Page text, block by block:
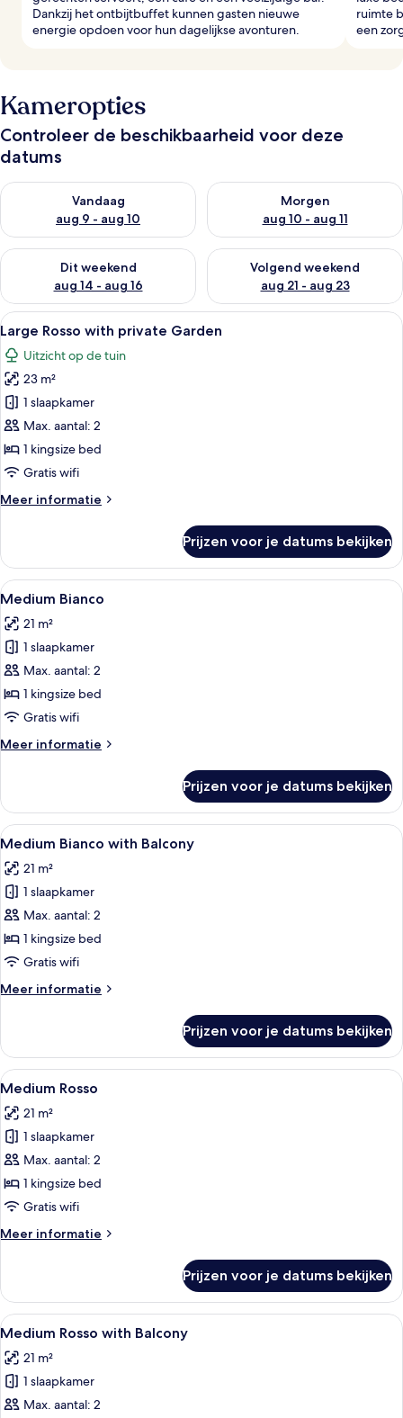
Dankzij het ontbijtbuffet kunnen gasten nieuwe
energie opdoen voor hun dagelijkse avonturen.
ruimte
een
Kameropties
Controleer de beschikbaarheid voor deze
datums
Vandaag
aug 9 - aug 10
De beschikbaarheid controleren voor vanavond aug 9 - aug
Morgen
aug 10 - aug 11
De beschikbaarheid
Dit weekend
aug 14 - aug 16
De beschikbaarheid controleren voor dit weekend aug 14 -
Volgend weekend
aug 21 - aug 23
De beschikbaarheid
Alle
foto's
voor
Large
Rosso
with
private
Garden
Een kamer met een bed, een
6
Large Rosso with private Garden
Uitzicht op de tuin
23 m²
1 slaapkamer
Max. aantal: 2
1 kingsize bed
Gratis wifi
Meer informatie
Meer
Rosso
with
private
Prijzen voor je datums bekijken
Alle
foto's
voor
Medium
Bianco
laden
Een hotelkamer met een bed, een
11
Medium Bianco
21 m²
1 slaapkamer
Max. aantal: 2
1 kingsize bed
Gratis wifi
Meer informatie
Meer
Bianco
Prijzen voor je datums bekijken
Alle
foto's
voor
Medium
Bianco
with
Balcony
Een moderne slaapkamer met een
9
Medium Bianco with Balcony
21 m²
1 slaapkamer
Max. aantal: 2
1 kingsize bed
Gratis wifi
Meer informatie
Meer
Bianco
with
Balcony
Prijzen voor je datums bekijken
Alle
foto's
voor
Medium
Rosso
laden
Een kamer met een bed, een
5
Medium Rosso
21 m²
1 slaapkamer
Max. aantal: 2
1 kingsize bed
Gratis wifi
Meer informatie
Meer
Rosso
Prijzen voor je datums bekijken
Alle
foto's
voor
Medium
Rosso
Een slaapkamer met een bed, een
6
Medium Rosso with Balcony
21 m²
1 slaapkamer
Max. aantal: 2